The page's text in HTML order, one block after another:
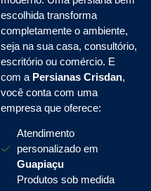
escolhida transforma
completamente o ambiente,
seja na sua casa, consultório,
escritório ou comércio. E
com a Persianas Crisdan,
você conta com uma
empresa que oferece:
Atendimento
personalizado em
Guapiaçu
Produtos sob medida